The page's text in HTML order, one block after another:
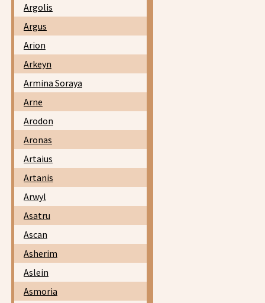
Argolis
Argus
Arion
Arkeyn
Armina Soraya
Arne
Arodon
Aronas
Artaius
Artanis
Arwyl
Asatru
Ascan
Asherim
Aslein
Asmoria